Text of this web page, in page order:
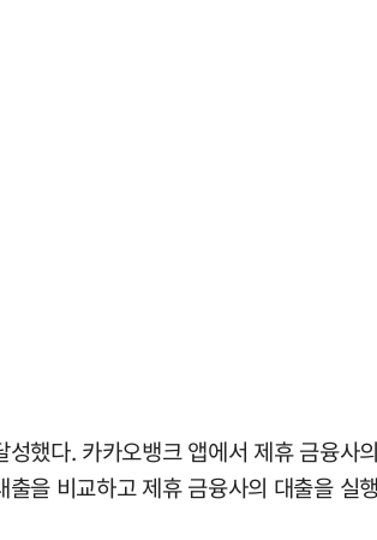
했다. 카카오뱅크 앱에서 제휴 금융
을 비교하고 제휴 금융사의 대출을